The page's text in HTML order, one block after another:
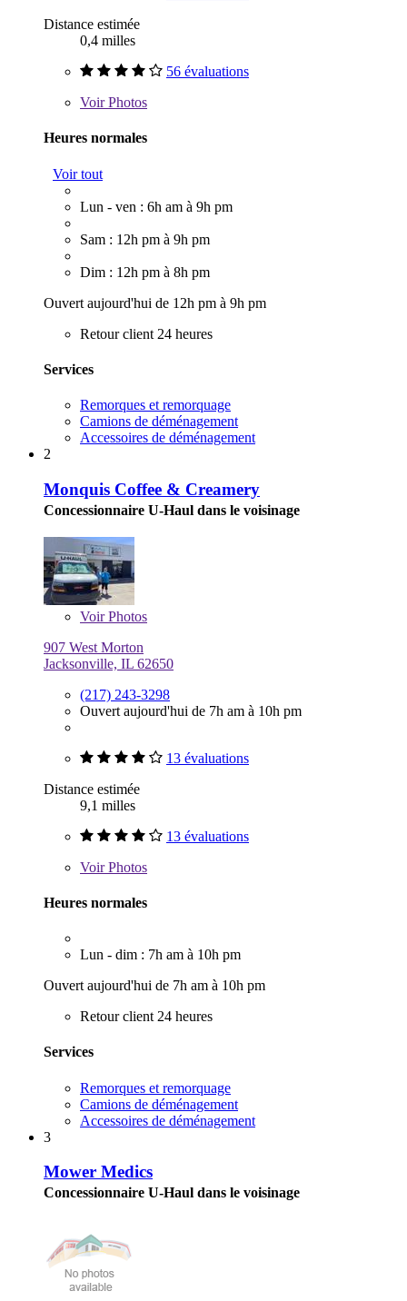
Distance estimée
0,4 milles
56 évaluations
VoirPhotos
Heures normales
Voir tout
Lun - ven : 6h am à 9h pm
Sam : 12h pm à 9h pm
Dim : 12h pm à 8h pm
Ouvert aujourd'hui de 12h pm à 9h pm
Retour client 24 heures
Services
Remorques et remorquage
Camions de déménagement
Accessoires de déménagement
2
Monquis Coffee & Creamery
Concessionnaire U-Haul dans le voisinage
VoirPhotos
907 West Morton
Jacksonville, IL 62650
(217) 243-3298
Ouvert aujourd'hui de 7h am à 10h pm
13 évaluations
Distance estimée
9,1 milles
13 évaluations
VoirPhotos
Heures normales
Lun - dim : 7h am à 10h pm
Ouvert aujourd'hui de 7h am à 10h pm
Retour client 24 heures
Services
Remorques et remorquage
Camions de déménagement
Accessoires de déménagement
3
Mower Medics
Concessionnaire U-Haul dans le voisinage